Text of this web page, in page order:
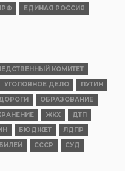
ЕДИНАЯ РОССИЯ
КОМИТЕТ
УГОЛОВНОЕ ДЕЛО
ПУТИН
ОБРАЗОВАНИЕ
ЖКХ
ДТП
БЮДЖЕТ
ЛДПР
СССР
СУД